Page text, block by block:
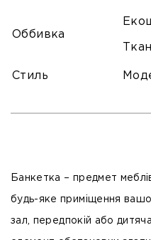
Оббивка
Стиль
Банкетка – предмет
будь-яке приміщення
зал, передпокій або